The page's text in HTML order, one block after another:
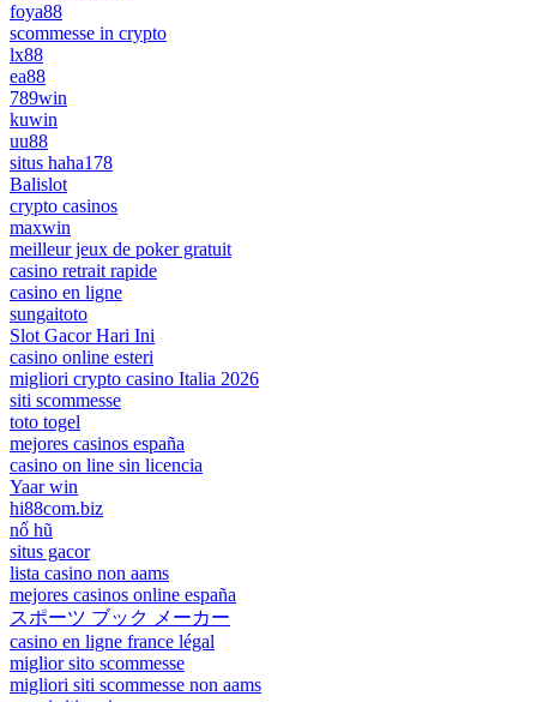
foya88
scommesse in crypto
lx88
ea88
789win
kuwin
uu88
situs haha178
Balislot
crypto casinos
maxwin
meilleur jeux de poker gratuit
casino retrait rapide
casino en ligne
sungaitoto
Slot Gacor Hari Ini
casino online esteri
migliori crypto casino Italia 2026
siti scommesse
toto togel
mejores casinos españa
casino on line sin licencia
Yaar win
hi88com.biz
nổ hũ
situs gacor
lista casino non aams
mejores casinos online españa
スポーツ ブック メーカー
casino en ligne france légal
miglior sito scommesse
migliori siti scommesse non aams